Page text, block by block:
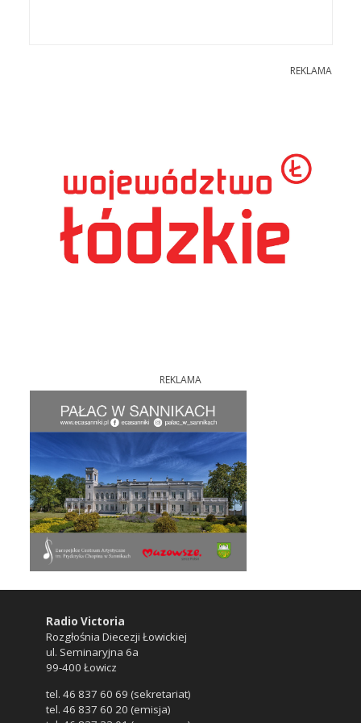
REKLAMA
REKLAMA
Radio Victoria
Rozgłośnia Diecezji Łowickiej
ul. Seminaryjna 6a
99-400 Łowicz
tel. 46 837 60 69 (sekretariat)
tel. 46 837 60 20 (emisja)